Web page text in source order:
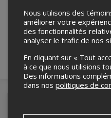
robot
Nous utilisons des
améliorer votre
des fonctionnalités
analyser le trafic de nos
En cliquant sur « Tout
à ce que nous utilisions
Des informations
dans nos politiques de